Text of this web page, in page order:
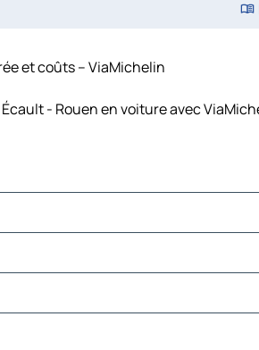
et coûts – ViaMichelin
- Rouen en voiture avec